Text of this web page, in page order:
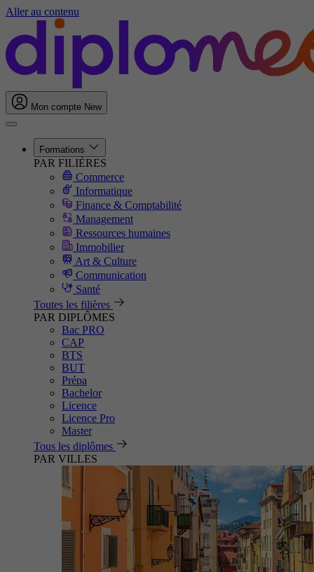
Aller au contenu
Mon compte New
Formations
PAR FILIÈRES
Commerce
Informatique
Finance & Comptabilité
Management
Ressources humaines
Immobilier
Art & Culture
Communication
Santé
Toutes les filières
PAR DIPLÔMES
Bac PRO
CAP
BTS
BUT
Prépa
Bachelor
Licence
Licence Pro
Master
Tous les diplômes
PAR VILLES